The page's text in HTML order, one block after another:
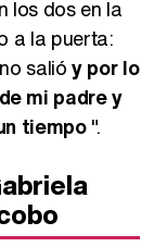
los dos en la
a la puerta:
salióy por lo
mi padre y
tiempo".